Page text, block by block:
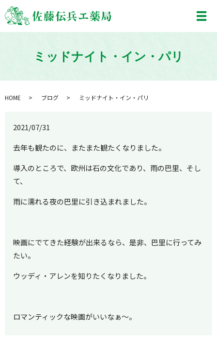
メ
ミッドナイト・イン・パリ
HOME ブログ ミッドナイト・イン・パリ
2021/07/31
去年も観たのに、またまた観たくなりました。
導入のところで、欧州は石の文化であり、雨の巴里、そし
て、
雨に濡れる夜の巴里に引き込まれました。
映画にでてきた経験が出来るなら、是非、巴里に行ってみ
たい。
ウッディ・アレンを知りたくなりました。
ロマンティックな映画がいいなぁ～。